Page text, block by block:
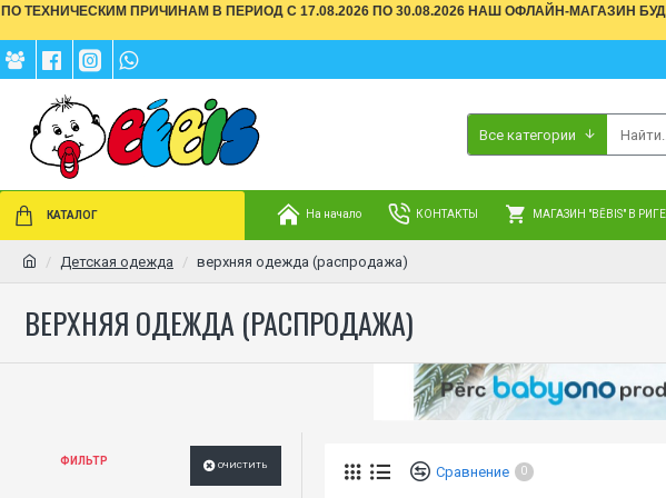
ПО ТЕХНИЧЕСКИМ ПРИЧИНАМ В ПЕРИОД С 17.08.2026 ПО 30.08.2026 НАШ ОФЛАЙН-МАГАЗИН
Все категории
КАТАЛОГ На начало КОНТАКТЫ МАГАЗИН "BĒBIS" В РИГЕ
Детская одежда верхняя одежда (распродажа)
ВЕРХНЯЯ ОДЕЖДА (РАСПРОДАЖА)
ФИЛЬТР ОЧИСТИТЬ Сравнение 0